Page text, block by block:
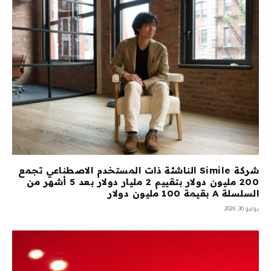
شركة Simile الناشئة ذات المستخدم الاصطناعي تجمع
200 مليون دولار بتقييم 2 مليار دولار بعد 5 أشهر من
السلسلة A بقيمة 100 مليون دولار
يوليو 30, 2026